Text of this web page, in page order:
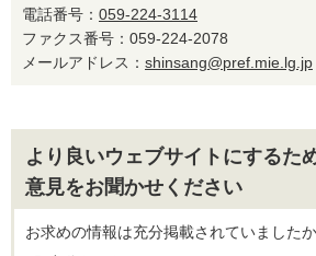
電話番号： 059-224-3114
ファクス番号：059-224-2078
メールアドレス： shinsang@pref.mie.lg.jp
より良いウェブサイトにするた
意見をお聞かせください
お求めの情報は充分掲載されていました